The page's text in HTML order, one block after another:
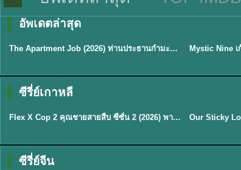
อัพเดตล่าสุด
★5.3
พากย์ไทย
The Apartment Job (2026) ท่านประธานกำมะลอ พากย์ไทย ซับไทย EP1-12 ★9
ซีรี่ย์เกาหลี
★8
ซับไทย
Flex X Cop 2 คุณชายสายสืบ ซีซั่น 2 (2026) พากย์ไทย ซับไทย EP.1-14 ★6
ซีรี่ย์จีน
พากย์ไทย/ซับไทย